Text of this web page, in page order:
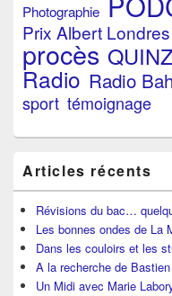
Photographie
Prix Albert Londres
procès
Radio Radio
sport témoignage
Articles récents
Révisions du bac…
Les bonnes ondes de La
Dans les couloirs et les
A la recherche de
Un Midi avec Marie